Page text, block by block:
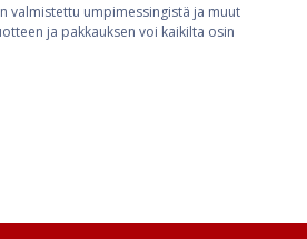
valmistettu umpimessingistä ja muut
ja pakkauksen voi kaikilta osin